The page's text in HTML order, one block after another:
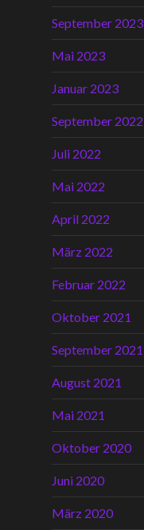
September 2023
Mai 2023
Januar 2023
September 2022
Juli 2022
Mai 2022
April 2022
März 2022
Februar 2022
Oktober 2021
September 2021
August 2021
Mai 2021
Oktober 2020
Juni 2020
März 2020